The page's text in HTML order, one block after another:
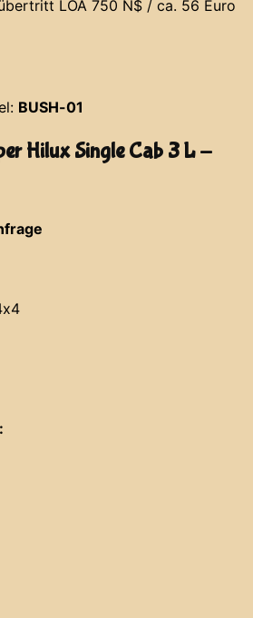
LOA 750 N$ / ca. 56 Euro
BUSH-01
Hilux Single Cab 3 L -